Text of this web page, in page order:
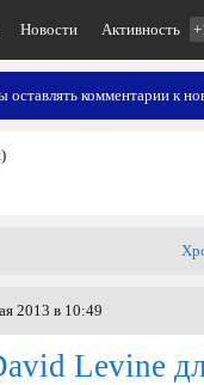
Новости Активность
оставлять комментарии к
2013 в 10:49
Levine